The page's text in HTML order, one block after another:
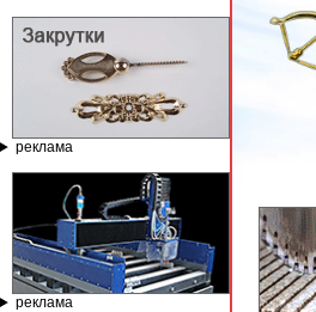
реклама
реклама